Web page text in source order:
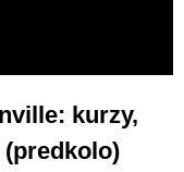
kurzy,